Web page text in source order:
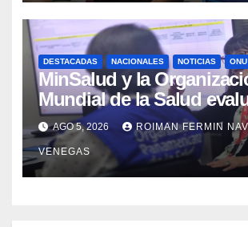
DESTACADAS NACIONALES NOTICIAS ONU
MinSalud y la
Mundial de la Salud
propuesta técnica
materia de agua
higiene ante
AGO 5, 2026 ROIMAN FERMIN
VENEGAS